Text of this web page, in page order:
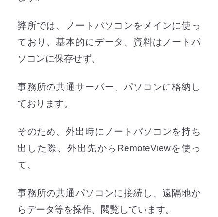
弊所では、ノートパソコンをメインに使っ
ており、基本的にデータ、資料はノートパ
ソコンに保存せず、
事務所の共通サーバー、パソコンに格納し
ております。
そのため、外出時にノートパソコンを持ち
出した際、外出先からRemoteViewを使っ
て、
事務所の共通パソコンに接続し、遠隔地か
らデータ等を操作、閲覧しています。